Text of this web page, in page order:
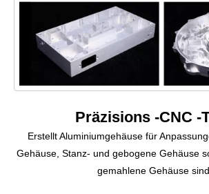
Präzisions -CNC -
Erstellt Aluminiumgehäuse für
Gehäuse, Stanz- und gebogene Gehäuse
gemahlene Gehäuse sind.